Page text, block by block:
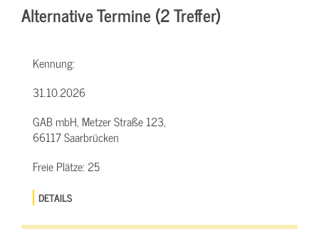
Alternative Termine (2 Treffer)
Kennung:
31.10.2026
GAB mbH, Metzer Straße 123,
66117 Saarbrücken
Freie Plätze:25
DETAILS